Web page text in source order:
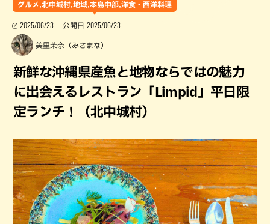
グルメ,北中城村,地域,本島中部,洋食・西洋料理
2025/06/23 公開日 2025/06/23
美里茉奈（みさまな）
新鮮な沖縄県産魚と地物ならではの魅力
に出会えるレストラン「Limpid」平日限
定ランチ！（北中城村）